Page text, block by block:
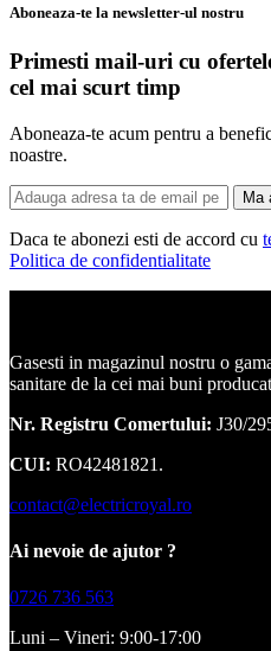
Aboneaza-te la newsletter-ul nostru
Primesti mail-uri cu
cel mai scurt timp
Aboneaza-te acum pentru a
noastre.
Ma
Daca te abonezi esti de accord cu
Politica de confidentialitate
Gasesti in magazinul nostru o
sanitare de la cei mai buni
Nr. Registru Comertului: J30/
CUI: RO42481821.
contact@electricroyal.ro
Ai nevoie de ajutor ?
0726 736 563
Luni – Vineri: 9:00-17:00